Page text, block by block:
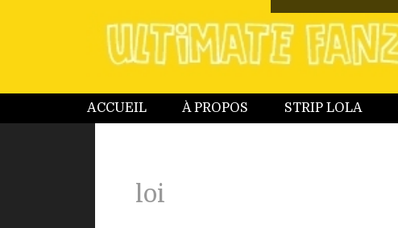
ACCUEIL À PROPOS STRIP LOLA
loi